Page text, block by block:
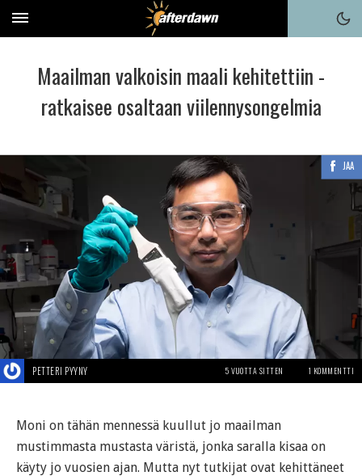
Maailman valkoisin maali kehitettiin -
ratkaisee osaltaan viilennysongelmia
JAA
PETTERI PYYNY 5 VUOTTA SITTEN 1 KOMMENTTI
Moni on tähän mennessä kuullut jo maailman
mustimmasta mustasta väristä, jonka saralla kisaa on
käyty jo vuosien ajan. Mutta nyt tutkijat ovat kehittäneet